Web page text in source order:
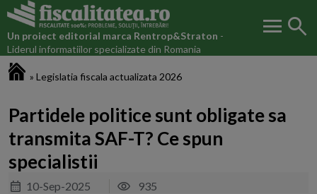
Un proiect editorial marca Rentrop&Straton -
Liderul informatiilor specializate din Romania
menu search
» Legislatia fiscala actualizata 2026
Partidele politice sunt obligate sa
transmita SAF-T? Ce spun
specialistii
10-Sep-2025 935